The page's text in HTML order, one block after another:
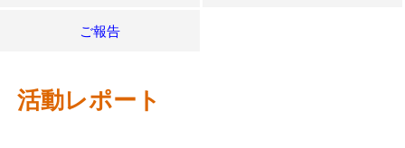
ご報告
活動レポート